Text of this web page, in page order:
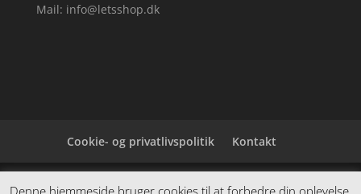
Mail: info@letsshop.dk
Cookie- og privatlivspolitik Kontakt
Denne hjemmeside samler et bredt udvalg af
Denne hjemmeside bruger cookies til at forbedre din oplevelse.